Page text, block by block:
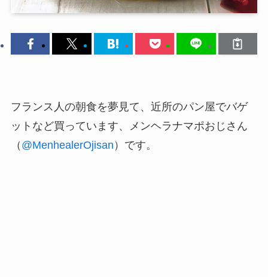
フランス人の朝食を夢見て、近所のパン屋でバゲ
ットなど買っています、メンヘラナマポおじさん
（ @MenhealerOjisan ）です。